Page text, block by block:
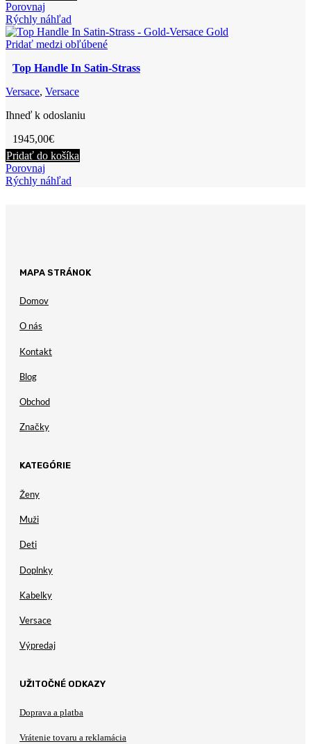
In
Rubber
viacero
variantov.
si
vybrať
stránke
Porovnaj
Rýchly náhľad
Pridať medzi obľúbené
Top Handle In Satin-Strass
Versace, Versace
Ihneď k odoslaniu
1945,00€
Pridať do košíka
Porovnaj
Rýchly náhľad
MAPA STRÁNOK
Domov
O nás
Kontakt
Blog
Obchod
Značky
KATEGÓRIE
Ženy
Muži
Deti
Doplnky
Kabelky
Versace
Výpredaj
UŽITOČNÉ ODKAZY
Doprava a platba
Vrátenie tovaru a reklamácia